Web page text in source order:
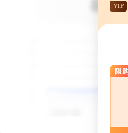
VIP
限